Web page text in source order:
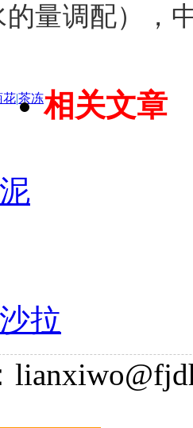
的量调配）
花|茶冻相关文章
拉